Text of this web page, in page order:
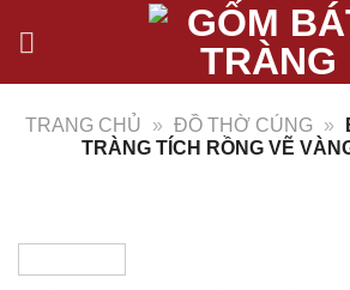
TRANG CHỦ
» ĐỒ THỜ CÚNG »
TRÀNG TÍCH RỒNG VẼ